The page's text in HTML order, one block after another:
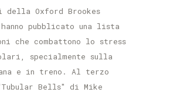
della Oxford Brookes
pubblicato una lista
che combattono lo stress
specialmente sulla
e in treno. Al terzo
Bells" di Mike